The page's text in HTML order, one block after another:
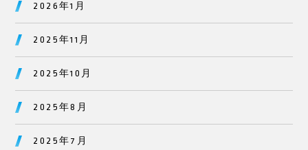
2026年1月
2025年11月
2025年10月
2025年8月
2025年7月